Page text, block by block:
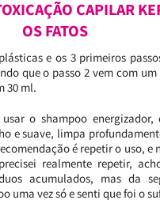
CAPILAR
OS FATOS
e os 3 primeiros
que o passo 2 vem com
30 ml.
o shampoo energizador,
e suave, limpa
é repetir o uso, e
realmente repetir,
acumulados, mas da
uma vez só e senti que foi o